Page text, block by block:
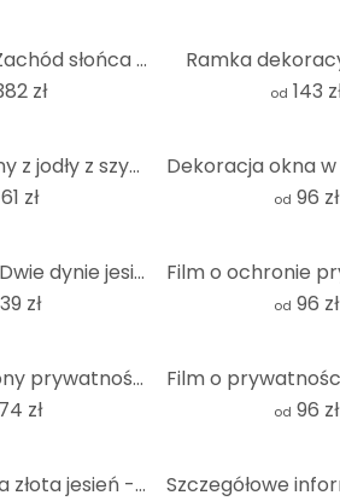
Wzór drzwi - Zachód słońca w mozaice
zł
Ramka
od 143
Wianek okienny z jodły z szyszkami i bawełnianymi kwiatami
61 zł od 96 zł
Obraz z okna Dwie dynie jesienią
39 zł od 96 zł
Folia do ochrony prywatności Autumn Waterfall - kwadrat
74 zł od 96 zł
Folia ochronna złota jesień - kwadrat